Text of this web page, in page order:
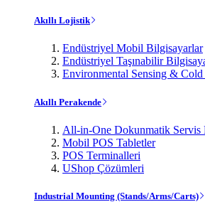
Akıllı Lojistik
Endüstriyel Mobil Bilgisayarlar
Endüstriyel Taşınabilir
Environmental Sensing &
Akıllı Perakende
All-in-One Dokunmatik Servis
Mobil POS Tabletler
POS Terminalleri
UShop Çözümleri
Industrial Mounting (Stands/Arms/Carts)